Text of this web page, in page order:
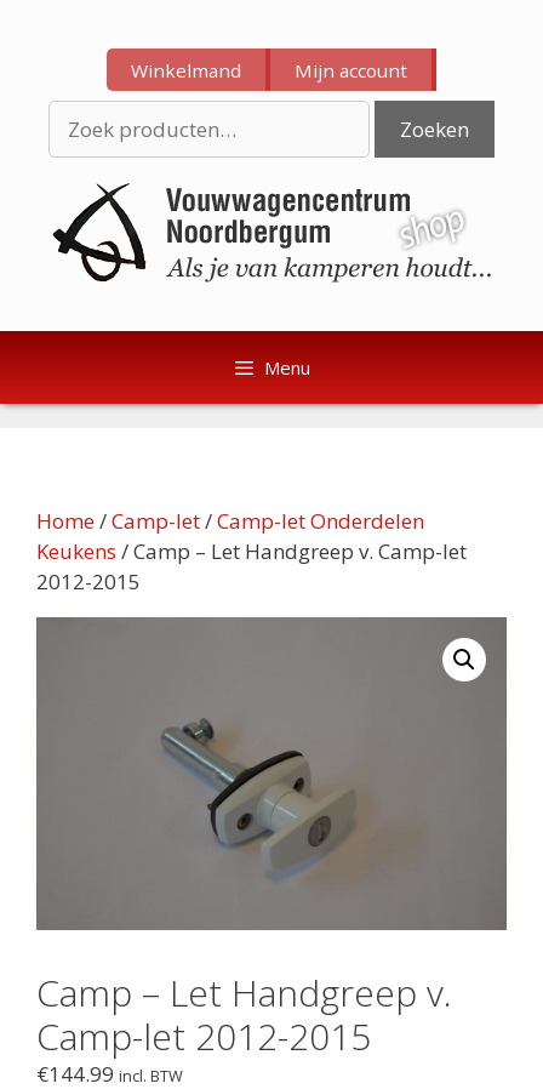
inhoud
inhoud
Winkelmand Mijn account
naar:
Zoeken
Menu
Home/Camp-let/Camp-let Onderdelen
Keukens / Camp – Let Handgreep v. Camp-let
2012-2015
Camp – Let Handgreep v.
Camp-let 2012-2015
€144.99 incl. BTW